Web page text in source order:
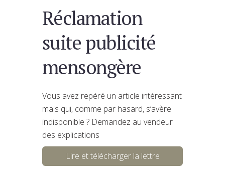
Réclamation
suite publicité
mensongère
Vous avez repéré un article intéressant
mais qui, comme par hasard, s’avère
indisponible ? Demandez au vendeur
des explications
Lire et télécharger la lettre